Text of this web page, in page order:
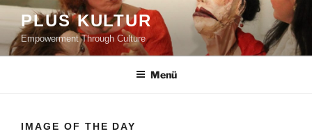
PLUS KULTUR
Empowerment Through Culture
Menü
IMAGE OF THE DAY